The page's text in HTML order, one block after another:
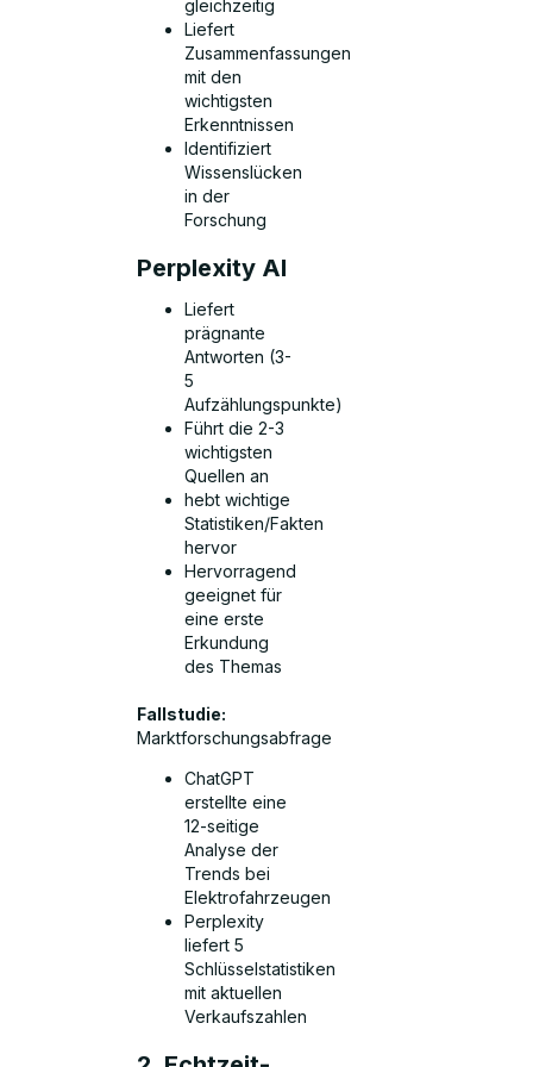
gleichzeitig
Liefert
Zusammenfassungen
mit den
wichtigsten
Erkenntnissen
Identifiziert
Wissenslücken
in der
Forschung
Perplexity AI
Liefert
prägnante
Antworten (3-
5
Aufzählungspunkte)
Führt die 2-3
wichtigsten
Quellen an
hebt wichtige
Statistiken/Fakten
hervor
Hervorragend
geeignet für
eine erste
Erkundung
des Themas
Fallstudie:
Marktforschungsabfrage
ChatGPT
erstellte eine
12-seitige
Analyse der
Trends bei
Elektrofahrzeugen
Perplexity
liefert 5
Schlüsselstatistiken
mit aktuellen
Verkaufszahlen